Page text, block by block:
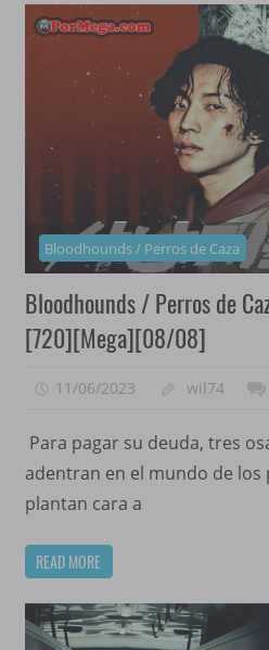
Bloodhounds / Perros de Caza
Bloodhounds / Perros de
[720][Mega][08/08]
11/06/2023 wil74
Para pagar su deuda, tres
adentran en el mundo de
plantan cara a
READ MORE